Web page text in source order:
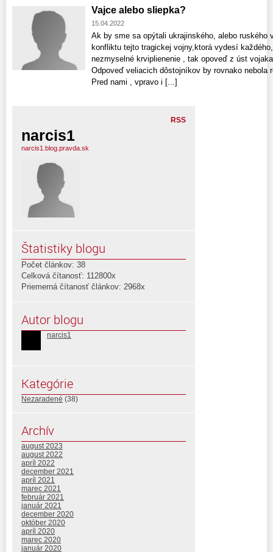
Vajce alebo sliepka?
15.04.2022
Ak by sme sa opýtali ukrajinského, alebo ruského
konfliktu tejto tragickej vojny,ktorá vydesí
nezmyselné krviplienenie , tak opoveď z úst
Odpoveď veliacich dôstojníkov by rovnako nebola
Pred nami , vpravo i [...]
RSS
narcis1
narcis1.blog.pravda.sk
Štatistiky blogu
Počet článkov: 38
Celková čítanosť: 112800x
Priemerná čítanosť článkov: 2968x
Autor blogu
narcis1
Kategórie
Nezaradené (38)
Archív
august 2023
august 2022
apríl 2022
december 2021
apríl 2021
marec 2021
február 2021
január 2021
december 2020
október 2020
apríl 2020
marec 2020
január 2020